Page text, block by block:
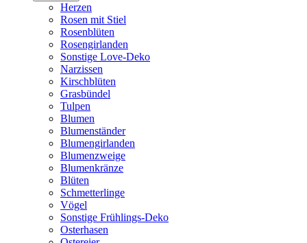
Herzen
Rosen mit Stiel
Rosenblüten
Rosengirlanden
Sonstige Love-Deko
Narzissen
Kirschblüten
Grasbündel
Tulpen
Blumen
Blumenständer
Blumengirlanden
Blumenzweige
Blumenkränze
Blüten
Schmetterlinge
Vögel
Sonstige Frühlings-Deko
Osterhasen